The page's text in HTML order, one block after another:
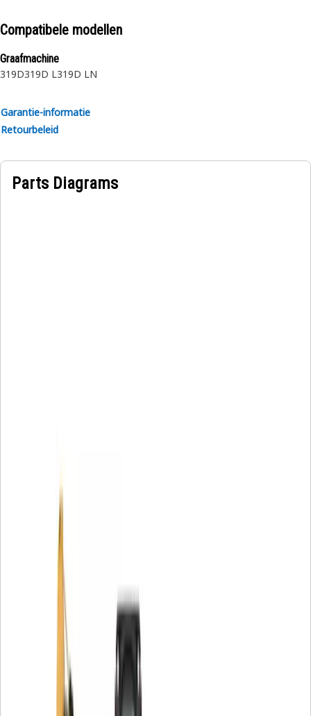
Compatibele modellen
Graafmachine
319D319D L319D LN
Garantie-informatie
Retourbeleid
Parts Diagrams